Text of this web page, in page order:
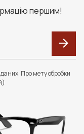
першим!
Про мету обробки